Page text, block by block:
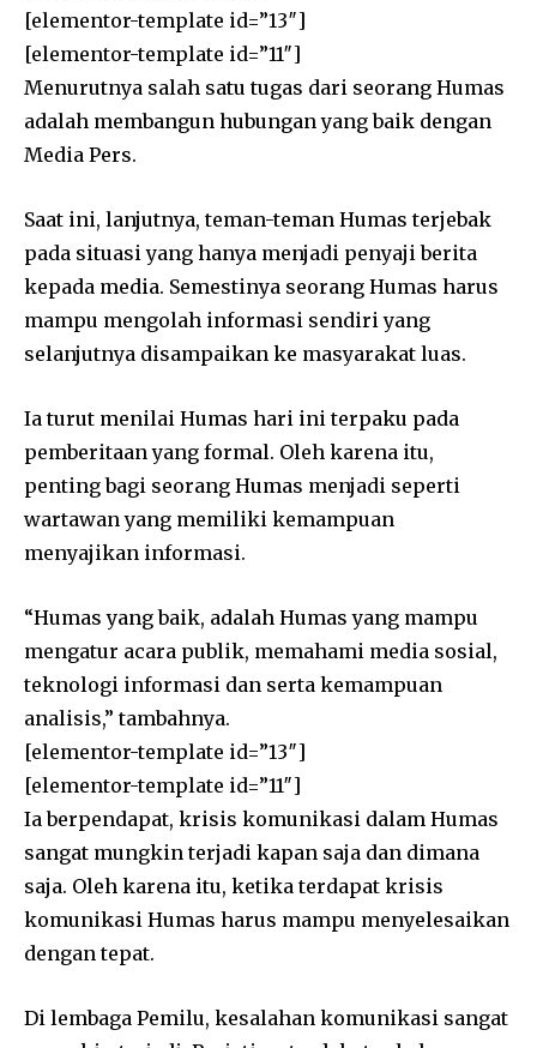
[elementor-template id=”13″]
[elementor-template id=”11″]
Menurutnya salah satu tugas dari seorang Humas
adalah membangun hubungan yang baik dengan
Media Pers.
Saat ini, lanjutnya, teman-teman Humas terjebak
pada situasi yang hanya menjadi penyaji berita
kepada media. Semestinya seorang Humas harus
mampu mengolah informasi sendiri yang
selanjutnya disampaikan ke masyarakat luas.
Ia turut menilai Humas hari ini terpaku pada
pemberitaan yang formal. Oleh karena itu,
penting bagi seorang Humas menjadi seperti
wartawan yang memiliki kemampuan
menyajikan informasi.
“Humas yang baik, adalah Humas yang mampu
mengatur acara publik, memahami media sosial,
teknologi informasi dan serta kemampuan
analisis,” tambahnya.
[elementor-template id=”13″]
[elementor-template id=”11″]
Ia berpendapat, krisis komunikasi dalam Humas
sangat mungkin terjadi kapan saja dan dimana
saja. Oleh karena itu, ketika terdapat krisis
komunikasi Humas harus mampu menyelesaikan
dengan tepat.
Di lembaga Pemilu, kesalahan komunikasi sangat